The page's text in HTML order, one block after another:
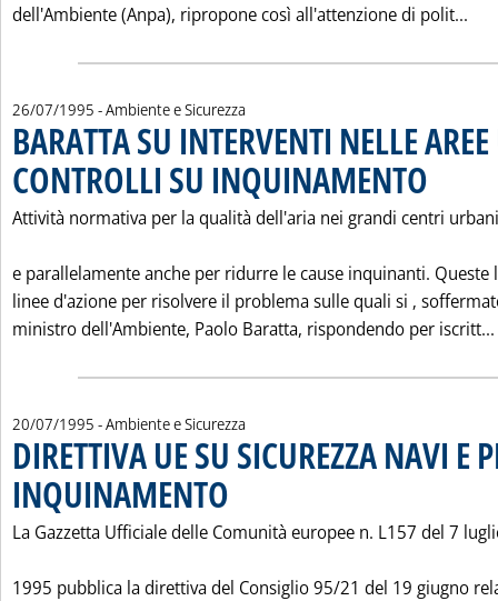
dell'Ambiente (Anpa), ripropone così all'attenzione di polit...
26/07/1995 - Ambiente e Sicurezza
BARATTA SU INTERVENTI NELLE
CONTROLLI SU INQUINAMENTO
Attività normativa per la qualità dell'aria nei grandi centri urbani
e parallelamente anche per ridurre le cause inquinanti. Queste
linee d'azione per risolvere il problema sulle quali si ‚
ministro dell'Ambiente, Paolo Baratta, rispondendo per iscritt...
20/07/1995 - Ambiente e Sicurezza
DIRETTIVA UE SU SICUREZZA NAVI E
INQUINAMENTO
La Gazzetta Ufficiale delle Comunità europee n. L157 del 7
1995 pubblica la direttiva del Consiglio 95/21 del 19 giugno